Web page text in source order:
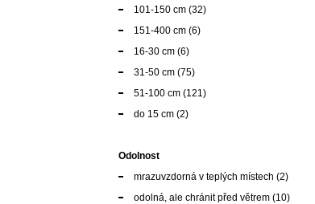
101-150 cm (32)
151-400 cm (6)
16-30 cm (6)
31-50 cm (75)
51-100 cm (121)
do 15 cm (2)
Odolnost
mrazuvzdorná v teplých místech (2)
odolná, ale chránit před větrem (10)